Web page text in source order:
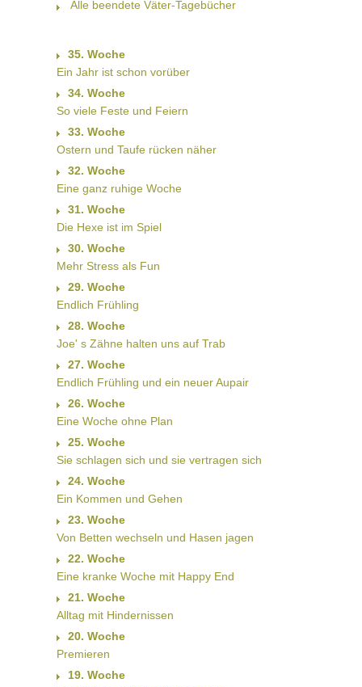
Alle beendete Väter-Tagebücher
35. Woche
Ein Jahr ist schon vorüber
34. Woche
So viele Feste und Feiern
33. Woche
Ostern und Taufe rücken näher
32. Woche
Eine ganz ruhige Woche
31. Woche
Die Hexe ist im Spiel
30. Woche
Mehr Stress als Fun
29. Woche
Endlich Frühling
28. Woche
Joe' s Zähne halten uns auf Trab
27. Woche
Endlich Frühling und ein neuer Aupair
26. Woche
Eine Woche ohne Plan
25. Woche
Sie schlagen sich und sie vertragen sich
24. Woche
Ein Kommen und Gehen
23. Woche
Von Betten wechseln und Hasen jagen
22. Woche
Eine kranke Woche mit Happy End
21. Woche
Alltag mit Hindernissen
20. Woche
Premieren
19. Woche